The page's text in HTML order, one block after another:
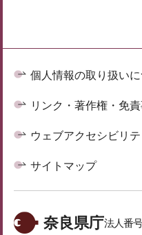
個人情報の取り扱い
リンク・著作権・免
ウェブアクセシビリテ
サイトマップ
奈良県庁法人番号